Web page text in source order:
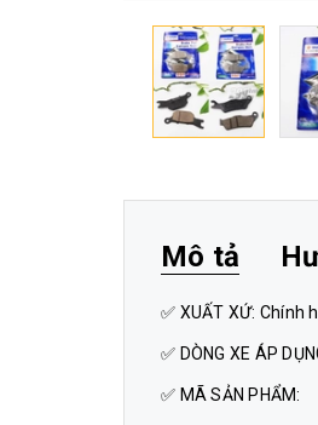
Mô tả
✅ XUẤT XỨ: Chính
✅ DÒNG XE ÁP
✅ MÃ SẢN PHẨM: